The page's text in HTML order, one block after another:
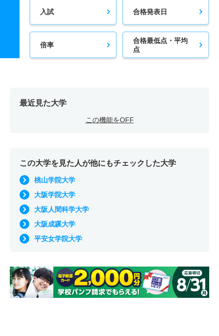
入試 合格発表日
倍率
合格最低点・平均
点
最近見た大学
この機能をOFF
この大学を見た人が他にもチェックした大学
桃山学院大学
大阪学院大学
大阪人間科学大学
大阪成蹊大学
平安女学院大学